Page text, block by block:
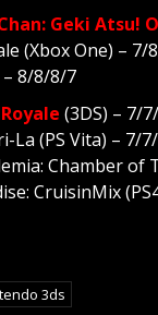
Geki Atsu!
(Xbox One) – 7/
– 8/8/8/7
(3DS) – 7/
La (PS Vita) – 7/
Chamber of
CruisinMix
3ds